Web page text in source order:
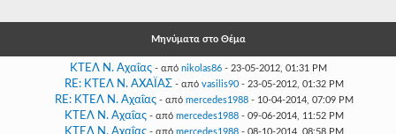
Σύνδεση
Εγγραφή
Μηνύματα στο Θέμα
ΚΤΕΛ Ν. Αχαΐας - από nikolas86- 23-05-2012, 01:31 PM
RE: ΚΤΕΛ Ν. ΑΧΑΪΑΣ - από vasilis90- 23-05-2012, 01:32 PM
RE: ΚΤΕΛ Ν. Αχαΐας - από mercedes1988- 10-04-2014, 07:09 PM
ΚΤΕΛ Ν. Αχαΐας - από mercedes1988- 09-06-2014, 11:52 PM
- από mercedes1988- 08-10-2014, 08:58 PM